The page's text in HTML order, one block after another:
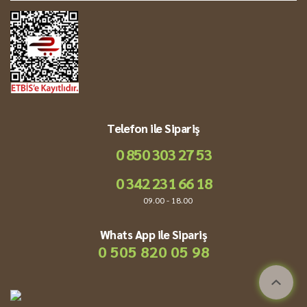
Telefon ile Sipariş
0 850 303 27 53
0 342 231 66 18
09.00 - 18.00
Whats App ile Sipariş
0 505 820 05 98